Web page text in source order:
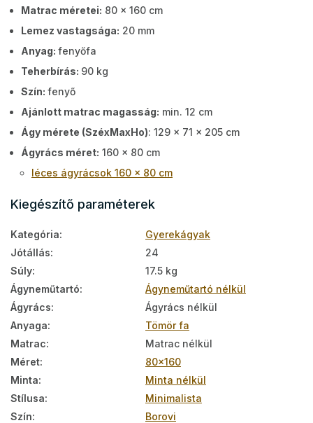
Matrac méretei: 80 x 160 cm
Lemez vastagsága: 20 mm
Anyag: fenyőfa
Teherbírás: 90 kg
Szín: fenyő
Ajánlott matrac magasság: min. 12 cm
Ágy mérete (SzéxMaxHo): 129 x 71 x 205 cm
Ágyrács méret: 160 x 80 cm
léces ágyrácsok 160 x 80 cm
Kiegészítő paraméterek
Kategória:
Gyerekágyak
Jótállás:
24
Súly:
17.5 kg
Ágyneműtartó:
Ágyneműtartó nélkül
Ágyrács:
Ágyrács nélkül
Anyaga:
Tömör fa
Matrac:
Matrac nélkül
Méret:
80x160
Minta:
Minta nélkül
Stílusa:
Minimalista
Szín:
Borovi